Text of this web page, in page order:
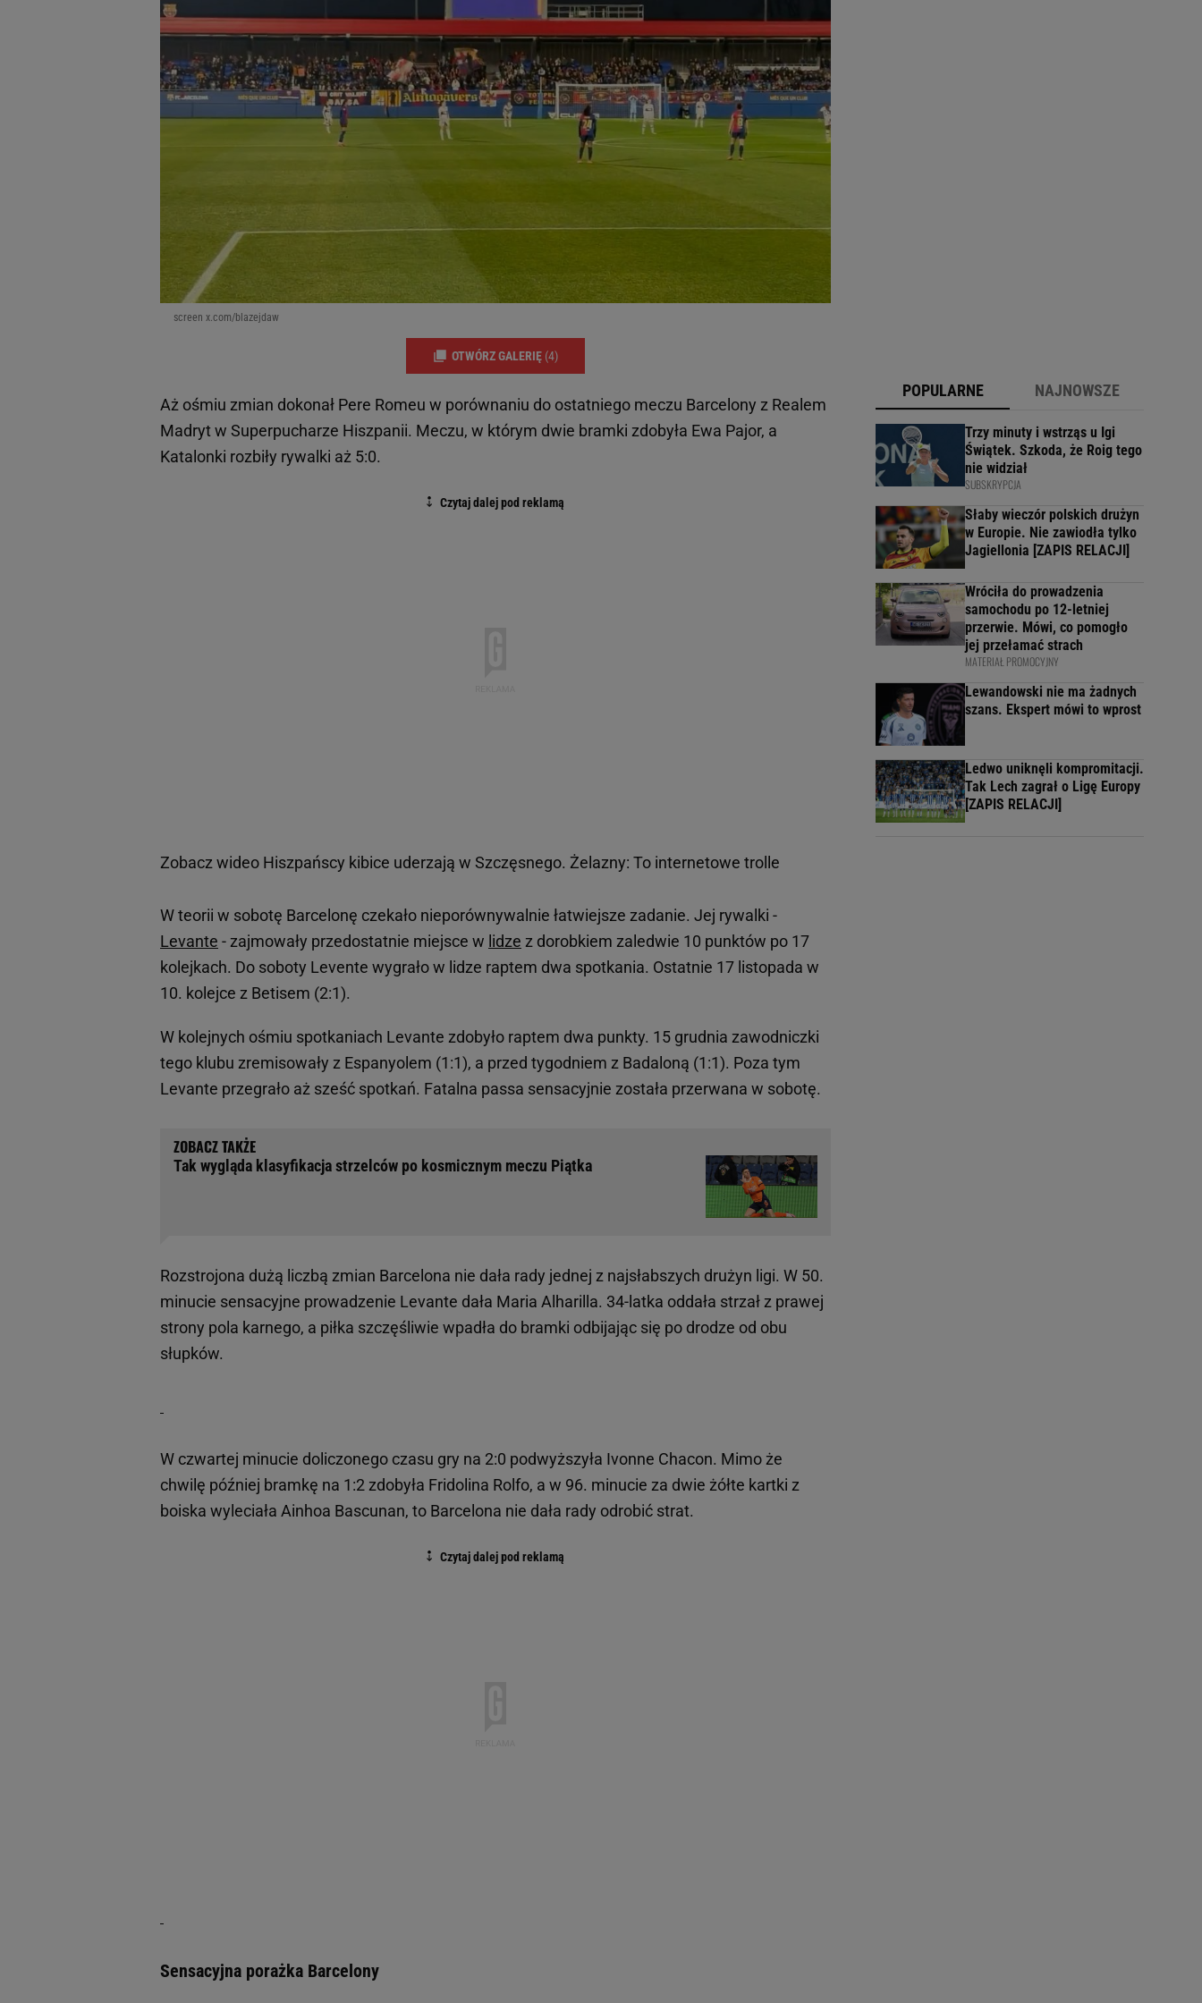
screen x.com/blazejdaw
OTWÓRZ GALERIĘ (4)
Aż ośmiu zmian dokonał Pere Romeu w porównaniu do ostatniego meczu Barcelony z Realem
Madryt w Superpucharze Hiszpanii. Meczu, w którym dwie bramki zdobyła Ewa Pajor, a
Katalonki rozbiły rywalki aż 5:0.
Zobacz wideo Hiszpańscy kibice uderzają w Szczęsnego. Żelazny: To internetowe trolle
W teorii w sobotę Barcelonę czekało nieporównywalnie łatwiejsze zadanie. Jej rywalki -
Levante - zajmowały przedostatnie miejsce w lidze z dorobkiem zaledwie 10 punktów po 17
kolejkach. Do soboty Levente wygrało w lidze raptem dwa spotkania. Ostatnie 17 listopada w
10. kolejce z Betisem (2:1).
W kolejnych ośmiu spotkaniach Levante zdobyło raptem dwa punkty. 15 grudnia zawodniczki
tego klubu zremisowały z Espanyolem (1:1), a przed tygodniem z Badaloną (1:1). Poza tym
Levante przegrało aż sześć spotkań. Fatalna passa sensacyjnie została przerwana w sobotę.
Tak wygląda klasyfikacja strzelców po kosmicznym meczu Piątka
Rozstrojona dużą liczbą zmian Barcelona nie dała rady jednej z najsłabszych drużyn ligi. W 50.
minucie sensacyjne prowadzenie Levante dała Maria Alharilla. 34-latka oddała strzał z prawej
strony pola karnego, a piłka szczęśliwie wpadła do bramki odbijając się po drodze od obu
słupków.
W czwartej minucie doliczonego czasu gry na 2:0 podwyższyła Ivonne Chacon. Mimo że
chwilę później bramkę na 1:2 zdobyła Fridolina Rolfo, a w 96. minucie za dwie żółte kartki z
boiska wyleciała Ainhoa Bascunan, to Barcelona nie dała rady odrobić strat.
Sensacyjna porażka Barcelony
POPULARNE NAJNOWSZE
Trzy minuty i wstrząs u Igi
Świątek. Szkoda, że Roig tego
nie widział
SUBSKRYPCJA
Słaby wieczór polskich drużyn
w Europie. Nie zawiodła tylko
Jagiellonia [ZAPIS RELACJI]
Wróciła do prowadzenia
samochodu po 12-letniej
przerwie. Mówi, co pomogło
jej przełamać strach
MATERIAŁ PROMOCYJNY
Lewandowski nie ma żadnych
szans. Ekspert mówi to wprost
Ledwo uniknęli kompromitacji.
Tak Lech zagrał o Ligę Europy
[ZAPIS RELACJI]